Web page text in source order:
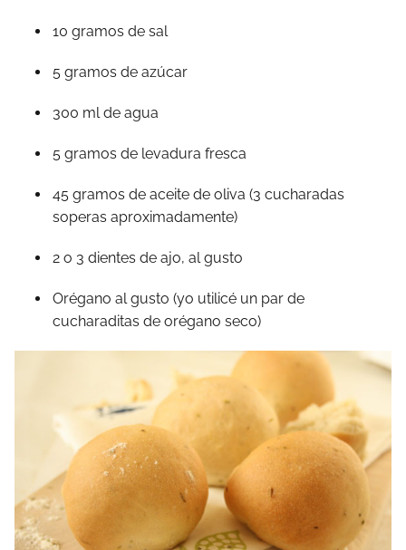
10 gramos de sal
5 gramos de azúcar
300 ml de agua
5 gramos de levadura fresca
45 gramos de aceite de oliva (3 cucharadas
soperas aproximadamente)
2 o 3 dientes de ajo, al gusto
Orégano al gusto (yo utilicé un par de
cucharaditas de orégano seco)